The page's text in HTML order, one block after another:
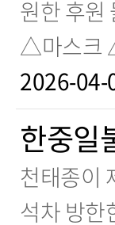
원한 후
△마스크
2026-04-
한중일
천태종이
석차 방한